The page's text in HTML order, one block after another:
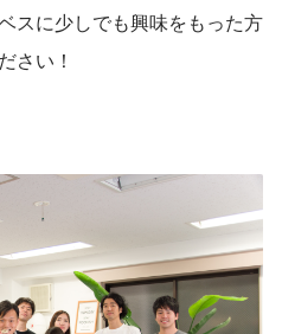
スに少しでも興味をもった方
さい！